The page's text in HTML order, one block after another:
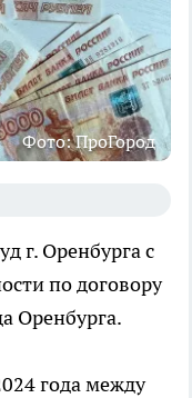
Фото: ПроГород
г. Оренбурга с
по договору
Оренбурга.
года между